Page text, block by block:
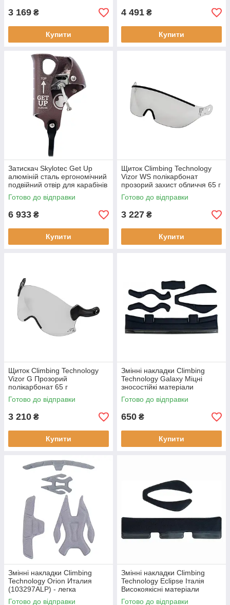
3 169 ₴
Купити
легкий
4 491 ₴
Купити
Затискач Skylotec Get Up
алюміній сталь ергономічний
подвійний отвір для карабінів
легкий і міцний
Готово до відправки
6 933 ₴
Купити
Щиток Climbing Technology
Vizor WS полікарбонат
прозорий захист обличчя 65 г
(103289ALP) для каски вага
65 г
Готово до відправки
3 227 ₴
Купити
Щиток Climbing Technology
Vizor G Прозорий
полікарбонат 65 г
(103291ALP) для каски
легкий и ударостійкий
Готово до відправки
3 210 ₴
Купити
Змінні накладки Climbing
Technology Galaxy Міцні
зносостійкі матеріали
(103294ALP) для альпінізму
та скелелазання
Готово до відправки
650 ₴
Купити
Змінні накладки Climbing
Technology Orion Италия
(103297ALP) - легка
установка високоякісні
Готово до відправки
Змінні накладки Climbing
Technology Eclipse Італія
Високоякісні матеріали
(103299ALP) для альпіністів
Готово до відправки